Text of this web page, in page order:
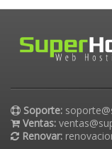
Soporte:
Ventas:
Renovar: